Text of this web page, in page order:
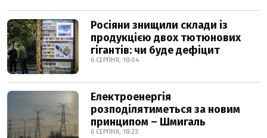
Росіяни знищили склади із
продукцією двох тютюнових
гігантів: чи буде дефіцит
6 СЕРПНЯ, 18:04
Електроенергія
розподілятиметься за новим
принципом – Шмигаль
6 СЕРПНЯ, 18:23